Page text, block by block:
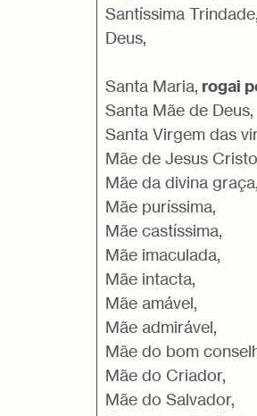
Santíssima
Deus,
Santa Maria, rogai
Santa Mãe de Deus,
Santa Virgem das
Mãe de Jesus
Mãe da divina graça,
Mãe puríssima,
Mãe castíssima,
Mãe imaculada,
Mãe intacta,
Mãe amável,
Mãe admirável,
Mãe do bom
Mãe do Criador,
Mãe do Salvador,